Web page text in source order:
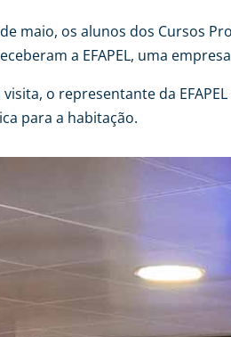
maio, os alunos dos Cursos
a EFAPEL, uma
visita, o representante da
para a habitação.